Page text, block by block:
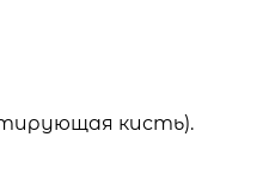
кисть).